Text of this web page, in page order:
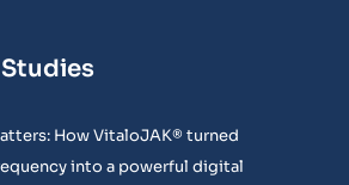
How VitaloJAK® turned
into a powerful digital